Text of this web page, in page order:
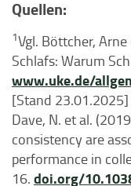
Quellen:
1Vgl. Böttcher,
Schlafs: Warum
www.uke.de/
[Stand 23.01.2025]
Dave, N. et al.
consistency are
performance in
16. doi.org/